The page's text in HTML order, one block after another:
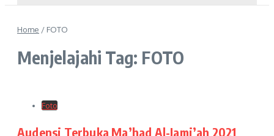
Home / FOTO
Menjelajahi Tag: FOTO
Foto
Audensi Terbuka Ma’had Al-Jami’ah 2021